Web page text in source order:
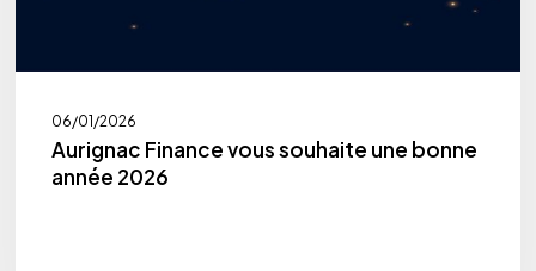
06/01/2026
Aurignac Finance vous souhaite une bonne
année 2026